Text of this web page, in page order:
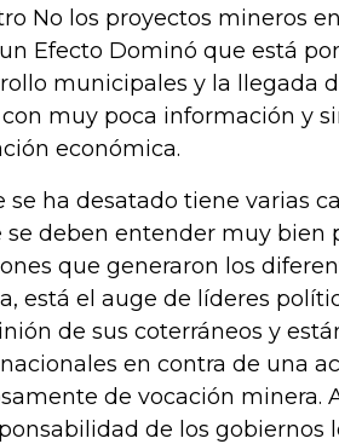
No los proyectos mineros
Efecto Dominó que está
municipales y la llegada
muy poca información y
económica.
se ha desatado tiene varias
deben entender muy bien
que generaron los
está el auge de líderes
de sus coterráneos y
en contra de una
de vocación minera.
de los gobiernos